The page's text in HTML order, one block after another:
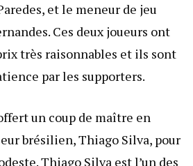
et le meneur de jeu
Ces deux joueurs ont
très raisonnables et ils sont
par les supporters.
un coup de maître en
brésilien, Thiago Silva, pour
Thiago Silva est l’un des